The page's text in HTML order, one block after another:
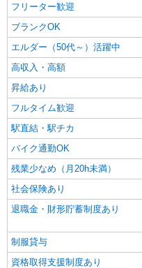
フリーター歓迎
ブランクOK
エルダー（50代～）活躍中
高収入・高額
昇給あり
フルタイム歓迎
駅直結・駅チカ
バイク通勤OK
残業少なめ（月20h未満）
社会保険あり
退職金・財形貯蓄制度あり
制服貸与
資格取得支援制度あり